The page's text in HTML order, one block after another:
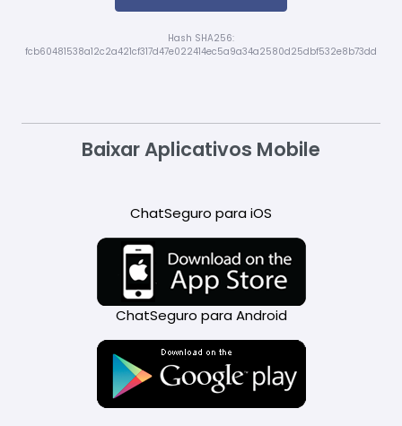
Hash SHA256:
fcb60481538a12c2a421cf317d47e022414ec5a9a34a2580d25dbf532e8b73dd
Baixar Aplicativos Mobile
ChatSeguro para iOS
ChatSeguro para Android